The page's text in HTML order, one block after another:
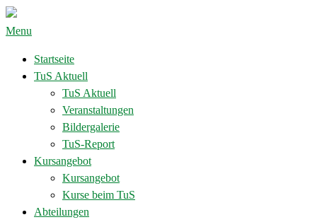
Menu
Startseite
TuS Aktuell
TuS Aktuell
Veranstaltungen
Bildergalerie
TuS-Report
Kursangebot
Kursangebot
Kurse beim TuS
Abteilungen